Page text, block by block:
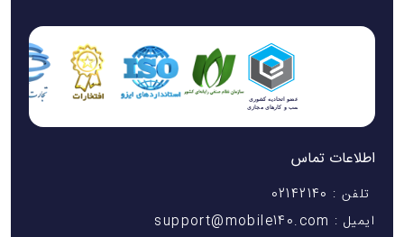
اطلاعات تماس
تلفن : 02142140
ایمیل : support@mobile140.com